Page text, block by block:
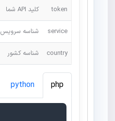
token کلید API شما
service شناسه سرویس
country شناسه کشور
php
python